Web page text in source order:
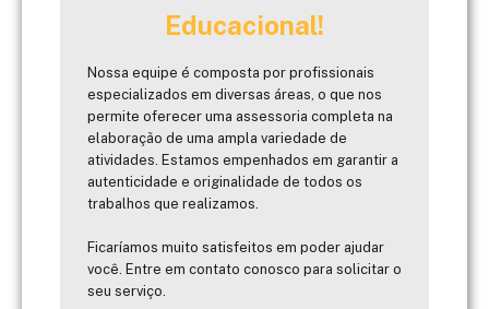
Educacional!
Nossa equipe é composta por profissionais
especializados em diversas áreas, o que nos
permite oferecer uma assessoria completa na
elaboração de uma ampla variedade de
atividades. Estamos empenhados em garantir a
autenticidade e originalidade de todos os
trabalhos que realizamos.
Ficaríamos muito satisfeitos em poder ajudar
você. Entre em contato conosco para solicitar o
seu serviço.